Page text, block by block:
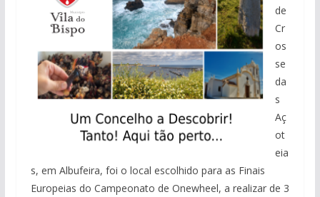
de
Cr
os
se
da
s
Aç
ot
eia
s, em Albufeira, foi o local escolhido para as Finais
Europeias do Campeonato de Onewheel, a realizar de 3